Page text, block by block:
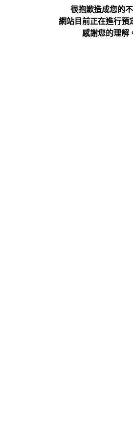
很抱歉造成您的不
網站目前正在進行預
感謝您的理解